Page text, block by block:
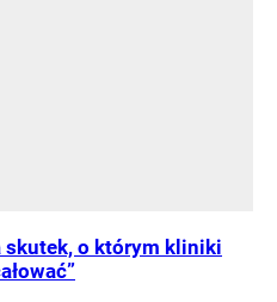
skutek, o którym kliniki